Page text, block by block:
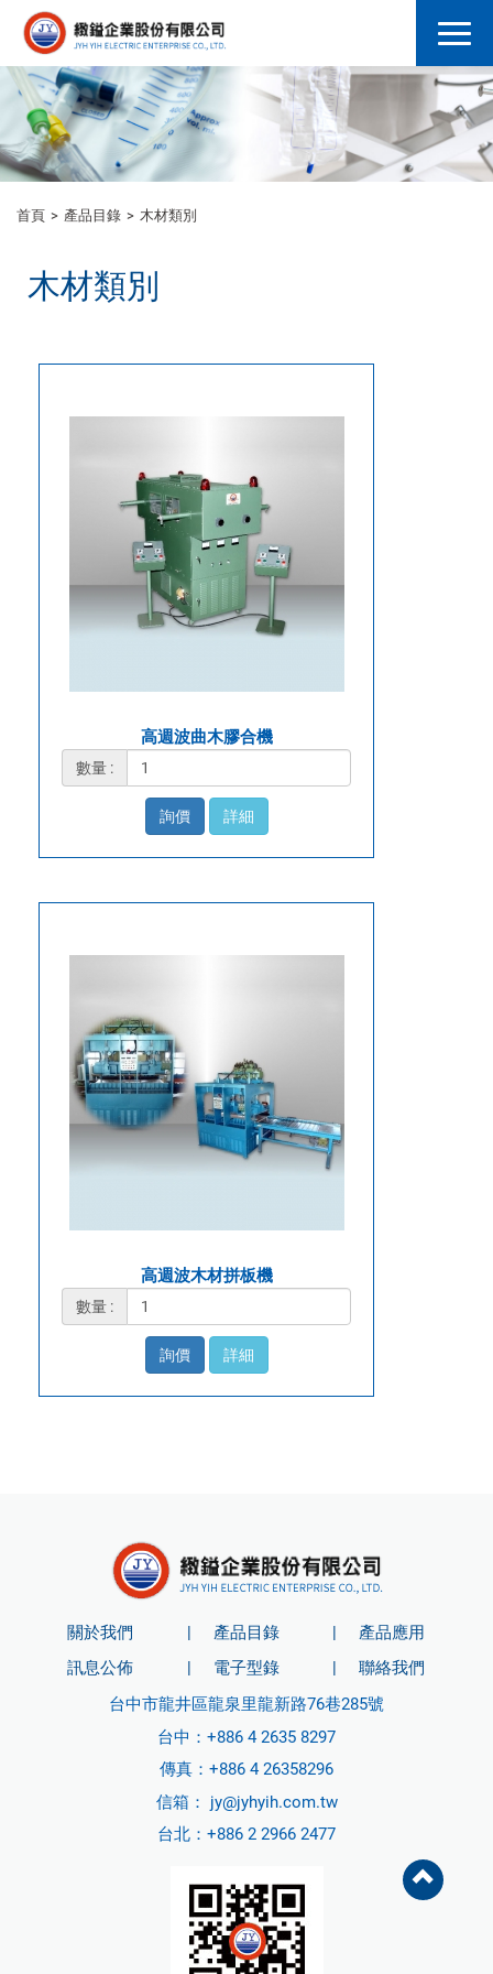
首頁 產品目錄 木材類別
木材類別
高週波曲木膠合機
數量 :
詢價 詳細
高週波木材拼板機
數量 :
詢價 詳細
關於我們 產品目錄
產品應用
訊息公佈
電子型錄
聯絡我們
台中市龍井區龍泉里龍新路76巷285號
台中： +886 4 2635 8297
傳真：+886 4 26358296
信箱： jy@jyhyih.com.tw
台北： +886 2 2966 2477